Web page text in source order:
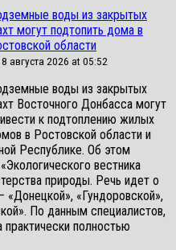
воды из закрытых
могут подтопить дома в
области
августа 2026 at 05:52
воды из закрытых
Восточного Донбасса могут
к подтоплению жилых
в Ростовской области и
Республике. Об этом
вестника
природы. Речь идет о
«Гундоровской»,
По данным специалистов,
полностью